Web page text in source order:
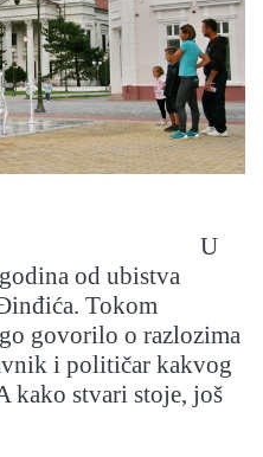
U
od ubistva
Tokom
govorilo o razlozima
i političar kakvog
kako stvari stoje, još